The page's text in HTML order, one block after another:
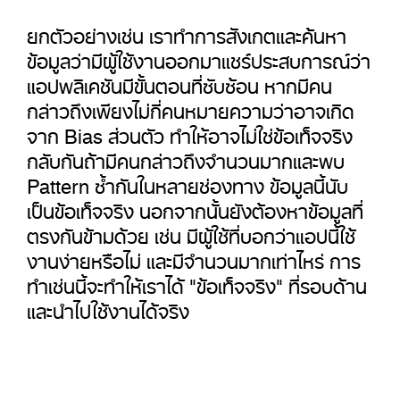
ยกตัวอย่างเช่น เราทำการสังเกตและค้นหา
ข้อมูลว่ามีผู้ใช้งานออกมาแชร์ประสบการณ์ว่า
แอปพลิเคชันมีขั้นตอนที่ซับซ้อน หากมีคน
กล่าวถึงเพียงไม่กี่คนหมายความว่าอาจเกิด
จาก Bias ส่วนตัว ทำให้อาจไม่ใช่ข้อเท็จจริง
กลับกันถ้ามีคนกล่าวถึงจำนวนมากและพบ
Pattern ซ้ำกันในหลายช่องทาง ข้อมูลนี้นับ
เป็นข้อเท็จจริง นอกจากนั้นยังต้องหาข้อมูลที่
ตรงกันข้ามด้วย เช่น มีผู้ใช้ที่บอกว่าแอปนี้ใช้
งานง่ายหรือไม่ และมีจำนวนมากเท่าไหร่ การ
ทำเช่นนี้จะทำให้เราได้ "ข้อเท็จจริง" ที่รอบด้าน
และนำไปใช้งานได้จริง